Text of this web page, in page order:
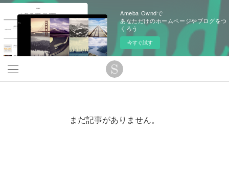
Ameba Owndで
あなただけのホームページやブログをつ
くろう
今すぐ試す
まだ記事がありません。